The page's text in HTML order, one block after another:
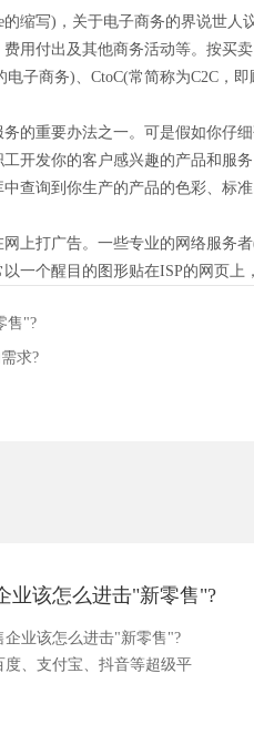
缩写)，关于电子商务的界说世人
用付出及其他商务活动等。按买
子商务)、CtoC(常简称为C2C，
重要办法之一。可是假如你仔细
开发你的客户感兴趣的产品和服
查询到你生产的产品的色彩、标
打广告。一些专业的网络服务者
一个醒目的图形贴在ISP的网页
售"?
求?
业该怎么进击"新零售"?
业该怎么进击"新零售"?
度、支付宝、抖音等超级平